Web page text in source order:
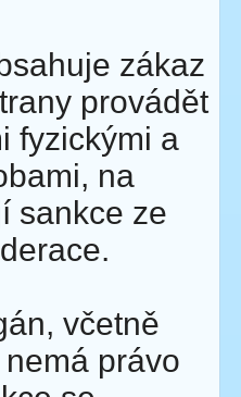
zákaz
provádět
fyzickými a
na
sankce ze
včetně
právo